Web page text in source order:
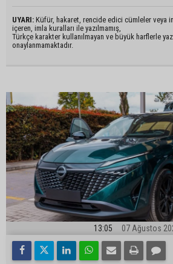
UYARI: Küfür, hakaret, rencide edici cümleler veya
içeren, imla kuralları ile yazılmamış,
Türkçe karakter kullanılmayan ve büyük harflerle
onaylanmamaktadır.
13:05 07 Ağustos